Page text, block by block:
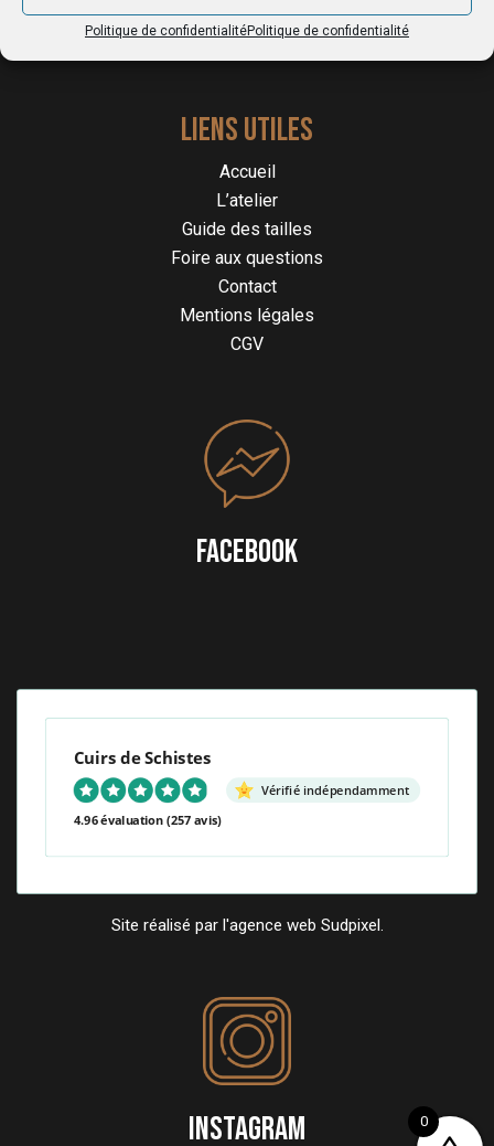
Politique de confidentialitéPolitique de confidentialité
Sacs femme
Tabliers cuir
LIENS UTILES
Accueil
L’atelier
Guide des tailles
Foire aux questions
Contact
Mentions légales
CGV
FACEBOOK
Cuirs de Schistes
Vérifié indépendamment
4.96 évaluation (257 avis)
Site réalisé par l'agence web Sudpixel.
INSTAGRAM 0